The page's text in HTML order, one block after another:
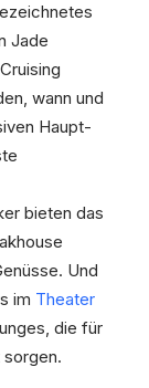
Jade
wann und
Haupt-
bieten das
Und
im Theater
die für